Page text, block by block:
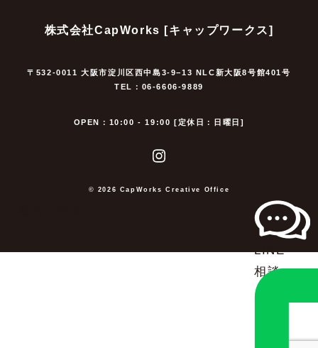
LINE
相談
株式会社CapWorks [キャップワークス]
〒532-0011 大阪市淀川区西中島3-9−13 NLC新大阪8号館401号
TEL：06-6606-9889
OPEN：10:00 - 19:00 [定休日：日曜日]
© 2026 CapWorks Creative Office